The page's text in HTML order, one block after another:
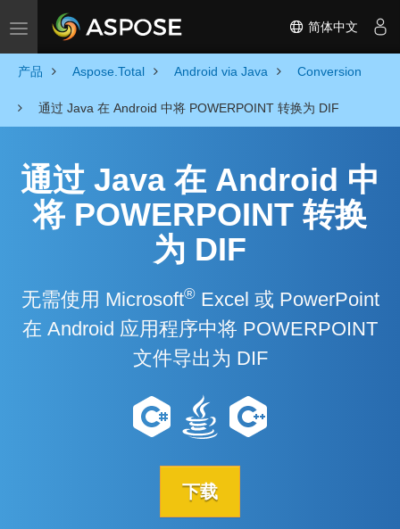
Toggle navigation 简体中文
产品 Aspose.Total Android via Java Conversion
通过 Java 在 Android 中将 POWERPOINT 转换为 DIF
通过 Java 在 Android 中
将 POWERPOINT 转换
为 DIF
无需使用 Microsoft®Excel 或 PowerPoint
在 Android 应用程序中将 POWERPOINT
文件导出为 DIF
下载